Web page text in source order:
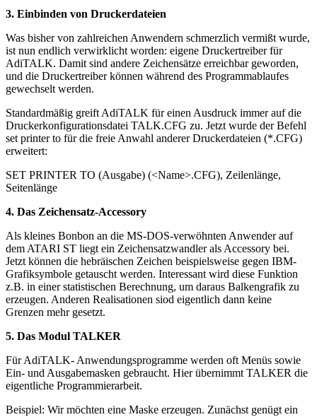
3. Einbinden von Druckerdateien
Was bisher von zahlreichen Anwendern schmerzlich vermißt wurde,
ist nun endlich verwirklicht worden: eigene Druckertreiber für
AdiTALK. Damit sind andere Zeichensätze erreichbar geworden,
und die Druckertreiber können während des Programmablaufes
gewechselt werden.
Standardmäßig greift AdiTALK für einen Ausdruck immer auf die
Druckerkonfigurationsdatei TALK.CFG zu. Jetzt wurde der Befehl
set printer to für die freie Anwahl anderer Druckerdateien (*.CFG)
erweitert:
SET PRINTER TO (Ausgabe) (<Name>.CFG), Zeilenlänge,
Seitenlänge
4. Das Zeichensatz-Accessory
Als kleines Bonbon an die MS-DOS-verwöhnten Anwender auf
dem ATARI ST liegt ein Zeichensatzwandler als Accessory bei.
Jetzt können die hebräischen Zeichen beispielsweise gegen IBM-
Grafiksymbole getauscht werden. Interessant wird diese Funktion
z.B. in einer statistischen Berechnung, um daraus Balkengrafik zu
erzeugen. Anderen Realisationen siod eigentlich dann keine
Grenzen mehr gesetzt.
5. Das Modul TALKER
Für AdiTALK- Anwendungsprogramme werden oft Menüs sowie
Ein- und Ausgabemasken gebraucht. Hier übernimmt TALKER die
eigentliche Programmierarbeit.
Beispiel: Wir möchten eine Maske erzeugen. Zunächst genügt ein